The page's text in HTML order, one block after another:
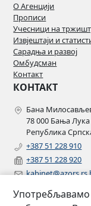
О Агенцији
Прописи
Учесници на
Извјештаји и
Сарадња и развој
Омбудсман
Контакт
КОНТАКТ
Бана
78 000 Бања Лука
Република
+387 51 228 910
+387 51 228 920
szzp@azors.rs.ba
Употребљавамо